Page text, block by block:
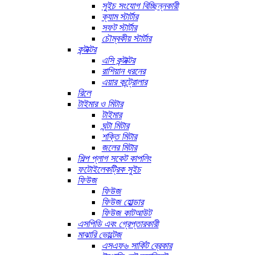
সুইচ সংযোগ বিচ্ছিন্নকারী
ক্যাম স্টার্টার
সফট স্টার্টার
চৌম্বকীয় স্টার্টার
কন্টাক্টর
এসি কন্টাক্টর
রাশিয়ান ধরনের
এয়ার কন্ট্রোলার
রিলে
টাইমার ও মিটার
টাইমার
ঘন্টা মিটার
শক্তি মিটার
জলের মিটার
শিল্প প্লাগ সকেট কাপলিং
ফটোইলেকট্রিক সুইচ
ফিউজ
ফিউজ
ফিউজ হোল্ডার
ফিউজ কাটআউট
এসপিডি এবং গ্রেপ্তারকারী
মাঝারি ভোল্টেজ
এসএফ৬ সার্কিট ব্রেকার